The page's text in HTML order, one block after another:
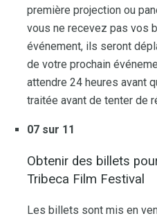
première projection ou
vous ne recevez pas vos
événement, ils seront
de votre prochain
attendre 24 heures avant
traitée avant de tenter de
07 sur 11
Obtenir des billets
Tribeca Film Festival
Les billets sont mis en